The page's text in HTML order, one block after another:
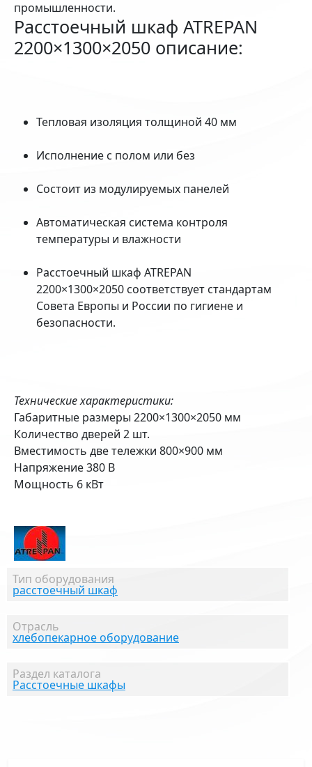
Тип оборудования
расстоечный шкаф
Отрасль
хлебопекарное оборудование
Раздел каталога
Расстоечные шкафы
промышленности.
Расстоечный шкаф ATREPAN
2200×1300×2050 описание:
Тепловая изоляция толщиной 40 мм
Исполнение с полом или без
Состоит из модулируемых панелей
Автоматическая система контроля
температуры и влажности
Расстоечный шкаф ATREPAN
2200×1300×2050 соответствует стандартам
Совета Европы и России по гигиене и
безопасности.
Технические характеристики:
Габаритные размеры 2200×1300×2050 мм
Количество дверей 2 шт.
Вместимость две тележки 800×900 мм
Напряжение 380 В
Мощность 6 кВт